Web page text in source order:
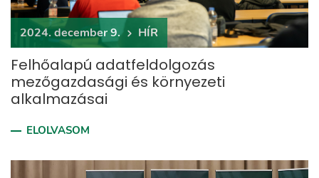
2024. december 9. HÍR
Felhőalapú adatfeldolgozás
mezőgazdasági és környezeti
alkalmazásai
ELOLVASOM